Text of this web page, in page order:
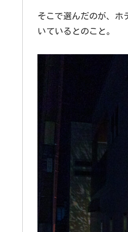
そこで選んだのが、ホ
いているとのこと。